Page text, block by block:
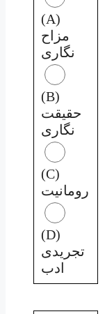
(A)
مزاح
نگاری
(B)
حقیقت
نگاری
(C)
رومانیت
(D)
تجریدی
ادب